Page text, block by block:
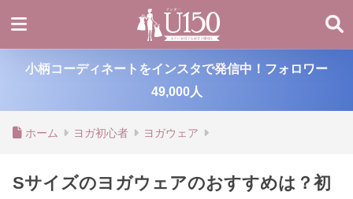
小柄コーディネートをインスタで発信中！フォロワー
49,000人
ホーム ヨガ初心者 ヨガウェア
Sサイズのヨガウェアのおすすめは？初